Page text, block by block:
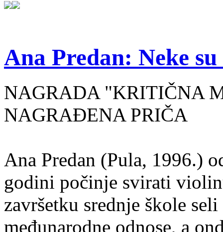
Ana Predan: Neke
NAGRADA "KRITIČNA
NAGRAĐENA PRIČA
Ana Predan (Pula, 1996.)
godini počinje svirati
završetku srednje škole
međunarodne odnose, a